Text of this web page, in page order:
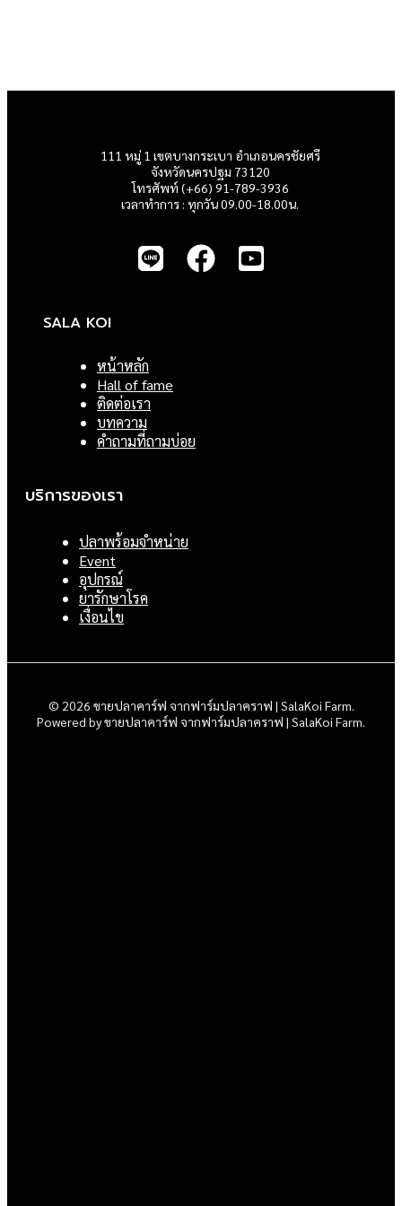
111 หมู่ 1 เขตบางกระเบา อำเภอนครชัยศรี
จังหวัดนครปฐม 73120
โทรศัพท์ (+66) 91-789-3936
เวลาทำการ : ทุกวัน 09.00-18.00น.
SALA KOI
หน้าหลัก
Hall of fame
ติดต่อเรา
บทความ
คำถามที่ถามบ่อย
บริการของเรา
ปลาพร้อมจำหน่าย
Event
อุปกรณ์
ยารักษาโรค
เงื่อนไข
© 2026 ขายปลาคาร์ฟ จากฟาร์มปลาคราฟ | SalaKoi Farm.
Powered by ขายปลาคาร์ฟ จากฟาร์มปลาคราฟ | SalaKoi Farm.